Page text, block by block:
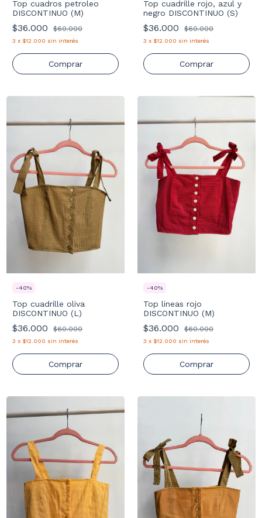
Top cuadros petroleo
DISCONTINUO (M)
$36.000 $60.000
3 x $12.000 sin interés
Comprar
Top cuadrille rojo, azul y
negro DISCONTINUO (S)
$36.000 $60.000
3 x $12.000 sin interés
Comprar
-40%
Top cuadrille oliva
DISCONTINUO (L)
$36.000 $60.000
3 x $12.000 sin interés
Comprar
-40%
Top lineas rojo
DISCONTINUO (M)
$36.000 $60.000
3 x $12.000 sin interés
Comprar